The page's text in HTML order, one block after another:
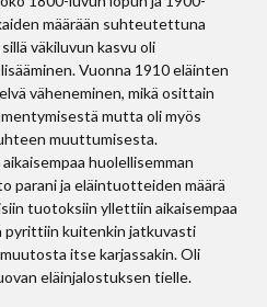
määrään suhteutettuna
väkiluvun kasvu oli
Vuonna 1910 eläinten
väheneminen, mikä osittain
mutta oli myös
muuttumisesta.
huolellisemman
parani ja eläintuotteiden määrä
tuotoksiin yllettiin aikaisempaa
pyrittiin kuitenkin jatkuvasti
itse karjassakin. Oli
eläinjalostuksen tielle.